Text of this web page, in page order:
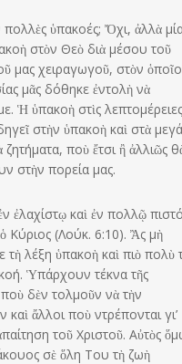
ὑπακοές; Ὄχι, ἀλλὰ
στὸν Θεὸ διὰ μέσου τοῦ
μας χειραγωγοῦ, στὸν
μᾶς δόθηκε ἐντολὴ νὰ
Ἡ ὑπακοὴ στὶς
στὴν ὑπακοὴ καὶ στὰ
ποὺ ἔτσι ἢ ἀλλιῶς
στὴν πορεία μας.
ἐλαχίστῳ καὶ ἐν πολλῷ
ὁ Κύριος (Λούκ. 6:10). Ἂς μὴ
λέξη ὑπακοὴ καὶ πιὸ πολὺ
Ὑπάρχουν τέκνα τῆς
δὲν τολμοῦν νὰ τὴν
ἄλλοι ποὺ ντρέπονται γι’
τοῦ Χριστοῦ. Αὐτὸς
σὲ ὅλη Του τὴ ζωὴ